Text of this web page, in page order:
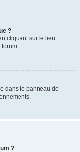
?
cliquant sur le lien
forum.
dans le panneau de
?